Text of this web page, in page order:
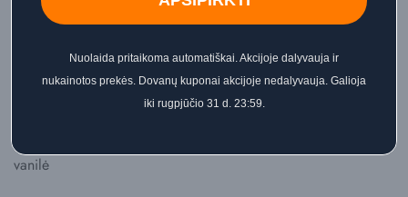
atvykstant svečiams, po tvarkymosi ar tada, kai norisi greitai
Kvapo natos:
🔥 Viršutinės natos: šafranas, kardamonas, apelsinas
🌳 Bazinės natos: pačiulis, muskusas, sandalmedis, oud,
vanilė
Nuolaida pritaikoma automatiškai. Akcijoje dalyvauja ir
nukainotos prekės. Dovanų kuponai akcijoje nedalyvauja. Galioja
iki rugpjūčio 31 d. 23:59.